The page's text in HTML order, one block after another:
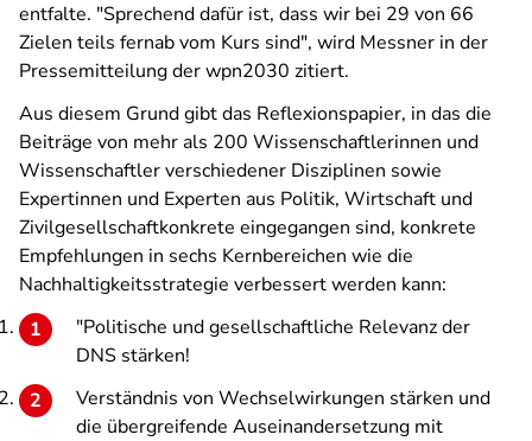
entfalte. "Sprechend dafür ist, dass wir bei 29 von 66
Zielen teils fernab vom Kurs sind", wird Messner in der
Pressemitteilung der wpn2030 zitiert.
Aus diesem Grund gibt das Reflexionspapier, in das die
Beiträge von mehr als 200 Wissenschaftlerinnen und
Wissenschaftler verschiedener Disziplinen sowie
Expertinnen und Experten aus Politik, Wirtschaft und
Zivilgesellschaftkonkrete eingegangen sind, konkrete
Empfehlungen in sechs Kernbereichen wie die
Nachhaltigkeitsstrategie verbessert werden kann:
"Politische und gesellschaftliche Relevanz der
DNS stärken!
Verständnis von Wechselwirkungen stärken und
die übergreifende Auseinandersetzung mit